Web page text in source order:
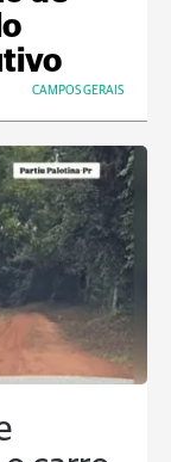
CAMPOS GERAIS